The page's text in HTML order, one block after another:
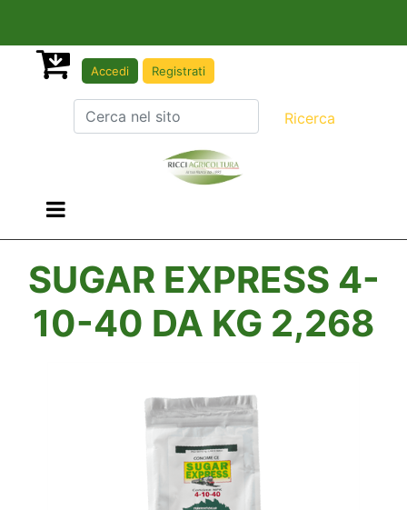
Accedi Registrati
Open menu
SUGAR EXPRESS 4-
10-40 DA KG 2,268